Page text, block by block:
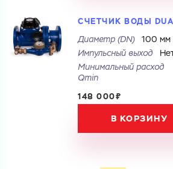
СЧЕТЧИК ВОДЫ
Диаметр (DN)
100 мм
Импульсный выход
Минимальный расход
Qmin
148 000₽
В КОРЗИНУ